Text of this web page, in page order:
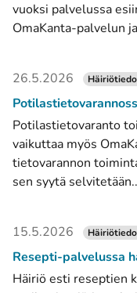
vuoksi palvelussa
OmaKanta-palvelun
26.5.2026
Potilastietovaranto
vaikuttaa myös
tietovarannon
sen syytä
15.5.2026
Resepti-palvelussa
Häiriö esti reseptien